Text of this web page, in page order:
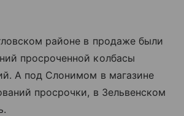
районе в продаже были
просроченной колбасы
А под Слонимом в магазине
просрочки, в Зельвенском